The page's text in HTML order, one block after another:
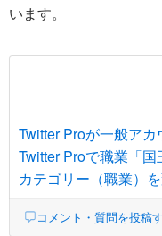
います。
Twitter Proが一般ア
Twitter Proで職業「
カテゴリー（職業）
コメント・質問を投稿